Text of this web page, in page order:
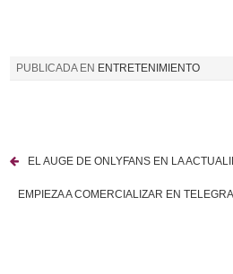
PUBLICADA EN ENTRETENIMIENTO
EL AUGE DE ONLYFANS EN LA
EMPIEZA A COMERCIALIZAR EN